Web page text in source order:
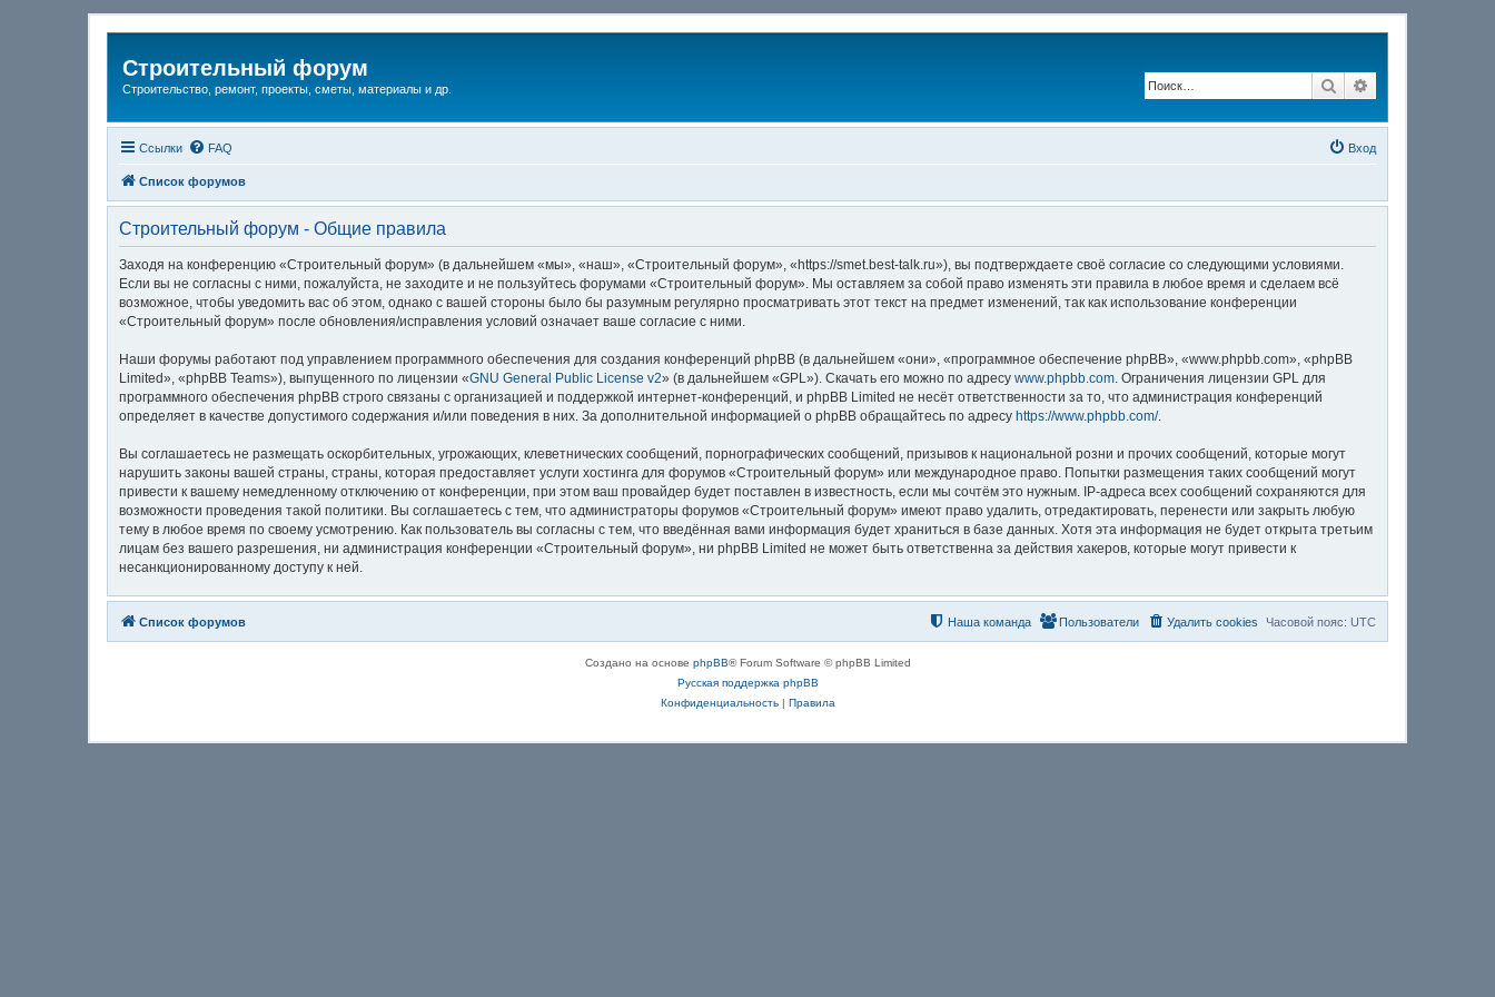
Строительный форум
Строительство, ремонт, проекты, сметы, материалы и др. Поиск
Ссылки FAQ Вход
Список форумов
Строительный форум - Общие правила
Заходя на конференцию «Строительный форум» (в дальнейшем «мы», «наш», «Строительный форум», «https://smet.best-talk.ru»), вы подтверждаете своё согласие со следующими условиями.
Если вы не согласны с ними, пожалуйста, не заходите и не пользуйтесь форумами «Строительный форум». Мы оставляем за собой право изменять эти правила в любое время и сделаем всё
возможное, чтобы уведомить вас об этом, однако с вашей стороны было бы разумным регулярно просматривать этот текст на предмет изменений, так как использование конференции
«Строительный форум» после обновления/исправления условий означает ваше согласие с ними.
Наши форумы работают под управлением программного обеспечения для создания конференций phpBB (в дальнейшем «они», «программное обеспечение phpBB», «www.phpbb.com», «phpBB
Limited», «phpBB Teams»), выпущенного по лицензии «GNU General Public License v2» (в дальнейшем «GPL»). Скачать его можно по адресу www.phpbb.com . Ограничения лицензии GPL для
программного обеспечения phpBB строго связаны с организацией и поддержкой интернет-конференций, и phpBB Limited не несёт ответственности за то, что администрация конференций
определяет в качестве допустимого содержания и/или поведения в них. За дополнительной информацией о phpBB обращайтесь по адресу https://www.phpbb.com/.
Вы соглашаетесь не размещать оскорбительных, угрожающих, клеветнических сообщений, порнографических сообщений, призывов к национальной розни и прочих сообщений, которые могут
нарушить законы вашей страны, страны, которая предоставляет услуги хостинга для форумов «Строительный форум» или международное право. Попытки размещения таких сообщений могут
привести к вашему немедленному отключению от конференции, при этом ваш провайдер будет поставлен в известность, если мы сочтём это нужным. IP-адреса всех сообщений сохраняются для
возможности проведения такой политики. Вы соглашаетесь с тем, что администраторы форумов «Строительный форум» имеют право удалить, отредактировать, перенести или закрыть любую
тему в любое время по своему усмотрению. Как пользователь вы согласны с тем, что введённая вами информация будет храниться в базе данных. Хотя эта информация не будет открыта третьим
лицам без вашего разрешения, ни администрация конференции «Строительный форум», ни phpBB Limited не может быть ответственна за действия хакеров, которые могут привести к
несанкционированному доступу к ней.
Список форумов Часовой пояс: UTC
Удалить cookies
Пользователи
Наша команда
Создано на основе phpBB® Forum Software © phpBB Limited
Русская поддержка phpBB
Конфиденциальность| Правила